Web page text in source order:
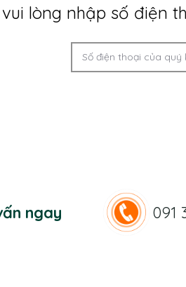
lòng nhập số điện
ngay 091